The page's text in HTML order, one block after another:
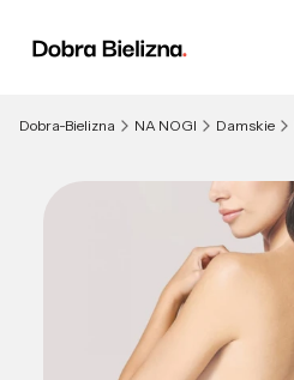
Dobra-Bielizna NA NOGI Damskie